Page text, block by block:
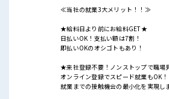
≪当社の就業3大メリット！！≫
★給料日より前にお給料GET★
日払いOK！支払い額は7割！
即払いOKのオシゴトもあり！
★来社登録不要！ノンストップで職場
オンライン登録でスピード就業もOK！
就業までの接触機会の最小化を実現し